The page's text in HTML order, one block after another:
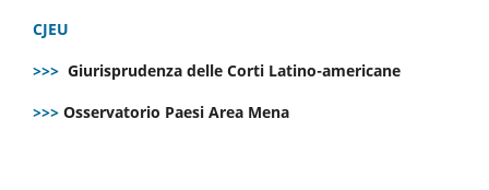
CJEU
>>> Giurisprudenza delle Corti Latino-americane
>>> Osservatorio Paesi Area Mena